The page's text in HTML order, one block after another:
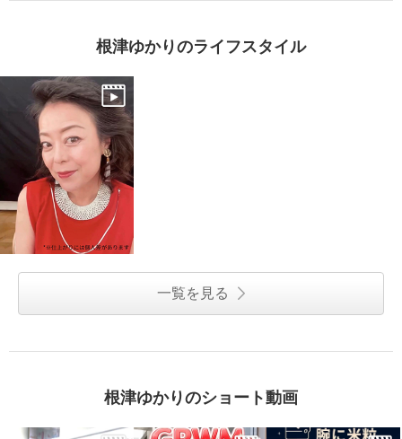
根津ゆかりのライフスタイル
一覧を見る
根津ゆかりのショート動画